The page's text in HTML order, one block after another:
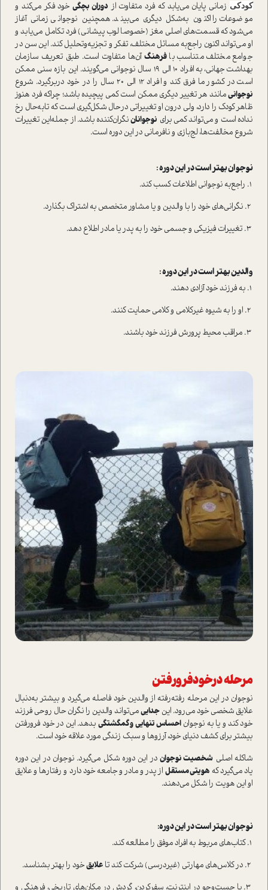
کودکی زمانی پایان می‌یابد که فرد متفاوت از دوران بچگیخود فکر می‌کند و
موضوعات را اکنون به‌شکل د‌یگری می‌بیند. همچنین نوجوانی زمانی آغاز
می‌شود که قسمت‌های اصلی مغز (خصوصا لوب پیشانی) فرد تکامل می‌یابد و
او می‌تواند اکنون راجع‌به مسائل مختلف، تفکر و تجزیه‌وتحلیل کند. این سن در
جوامع مختلف متناسب بافرهنگآن‌ها متفاوت ا‌ست. طبق تعریف سازمان
بهداشت جهانی، به افراد ۱۰ الی ۱۹ سال نوجوانی می‌گویند. این بازه سنی ممکن
ا‌ست در کشور ما فرق کند و افراد ۱۲ الی ۲۰ سال را در خود دربرگیرد. شروع
نوجوانیمانند هر تغییر د‌یگری ممکن ا‌ست کمی پیچیده باشد؛ چرا‌که فرد هنوز
ظاهر کودک را دارد، ولی درون او تغییراتی در‌حال شکل‌گیری ا‌ست که تابه‌حال رخ
نداده ا‌ست و می‌تواند کمی برای نوجواناننگران‌کننده باشد. از جمله‌این تغییرات
شروع مخالفت‌ها، لج‌بازی‌ و نافرمانی در این دوره ا‌ست.
نوجوان بهتر ا‌ست در این دوره :
والدین بهتر ا‌ست در این دوره :
مرحله‌ درخودفرورفتن
نوجوان در این مرحله رفته‌رفته از والدین خود فاصله می‌گیرد و بیشتر به‌دنبال
علایق شخصی خود می‌رود. این جداییمی‌تواند والدین را نگران حال روحی فرزند
خود کند و یا به نوجواناحساس تنهایی و گمگشتگی بدهد. این در خود فرورفتن
بیشتر برای کشف دنیای خود، آرزوها و سبک زندگی مورد علاقه خود ا‌ست.
شاکله‌ اصلی شخصیت نوجوان در این دوره شکل می‌گیرد. نوجوان در این دوره‌
یاد می‌گیرد که هویتی مستقل از پدر و مادر و جامعه‌ خود دارد و رفتار‌ها و علایق
او این هویت را شکل می‌دهند.
نوجوان بهتر ا‌ست در این دوره:
علایقخود را بهتر بشناسد.
۳. با جست‌وجو در اینترنت، سفرکردن، گردش در مکان‌های تاریخی، فرهنگی و